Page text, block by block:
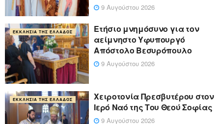
9 Αυγούστου 2026
ΕΚΚΛΗΣΊΑ ΤΗΣ ΕΛΛΆΔΟΣ
Ετήσιο μνημόσυνο για τον
αείμνηστο Υφυπουργό
Απόστολο Βεσυρόπουλο
9 Αυγούστου 2026
ΕΚΚΛΗΣΊΑ ΤΗΣ ΕΛΛΆΔΟΣ
Χειροτονία Πρεσβυτέρου στον
Ιερό Ναό της Του Θεού Σοφίας
9 Αυγούστου 2026